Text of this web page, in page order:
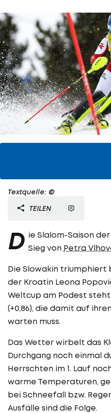
Textquelle: ©
TEILEN
D ie Slalom-Saison
Sieg von Petra
Die Slowakin triumphiert
der Kroatin Leona
Weltcup am Podest
(+0,86), die damit auf
warten muss.
Das Wetter wirbelt das
Durchgang noch einmal
Herrschten im 1. Lauf
warme Temperaturen,
bei Schneefall bzw.
Ausfälle sind die Folge.